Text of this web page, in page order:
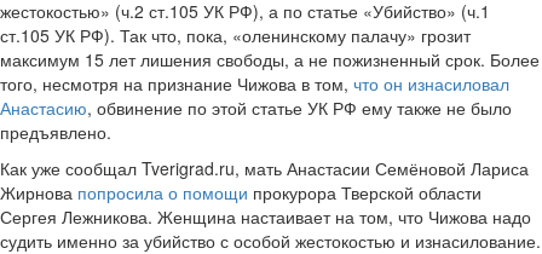
жестокостью» (ч.2 ст.105 УК РФ), а по статье «Убийство» (ч.1
ст.105 УК РФ). Так что, пока, «оленинскому палачу» грозит
максимум 15 лет лишения свободы, а не пожизненный срок. Более
того, несмотря на признание Чижова в том, что он изнасиловал
Анастасию, обвинение по этой статье УК РФ ему также не было
предъявлено.
Как уже сообщал Tverigrad.ru, мать Анастасии Семёновой Лариса
Жирнова попросила о помощи прокурора Тверской области
Сергея Лежникова. Женщина настаивает на том, что Чижова надо
судить именно за убийство с особой жестокостью и изнасилование.